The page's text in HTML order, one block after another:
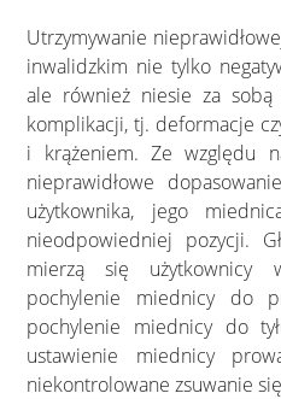
Utrzymywanie
inwalidzkim nie tylko
ale również niesie za
komplikacji, tj. deformacje
i krążeniem. Ze względu
nieprawidłowe
użytkownika, jego
nieodpowiedniej pozycji.
mierzą się użytkownicy
pochylenie miednicy do
pochylenie miednicy do
ustawienie miednicy
niekontrolowane zsuwanie